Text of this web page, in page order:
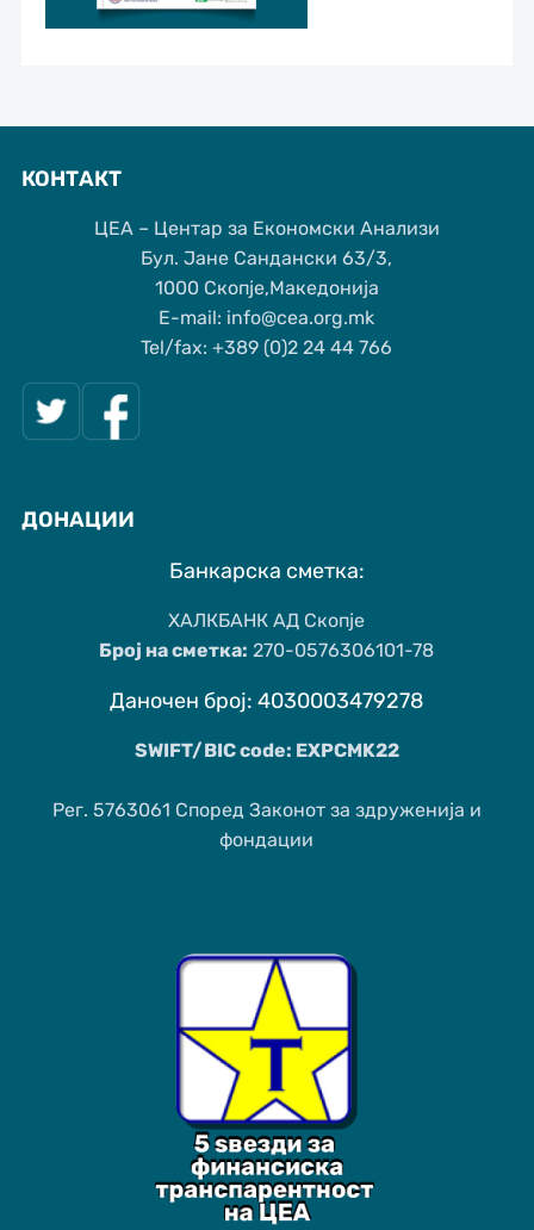
КОНТАКТ
ЦЕА – Центар за Економски Анализи
Бул. Јане Сандански 63/3,
1000 Скопје,Македонија
Е-mail: info@cea.org.mk
Tel/fax: +389 (0)2 24 44 766
ДОНАЦИИ
Банкарска сметка:
ХАЛКБАНК АД Скопје
Број на сметка: 270-0576306101-78
Даночен број: 4030003479278
SWIFT/BIC code: EXPCMK22
Рег. 5763061 Според Законот за здруженија и
фондации